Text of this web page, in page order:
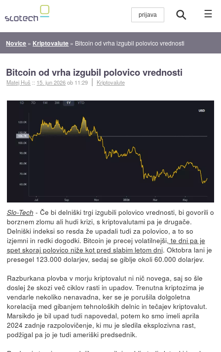
☰
Novice » Kriptovalute » Bitcoin od vrha izgubil polovico vrednosti
Bitcoin od vrha izgubil polovico vrednosti
Matej Huš :: 15. jun 2026ob 11:29 Kriptovalute
Slo-Tech - Če bi delniški trgi izgubili polovico vrednosti, bi govorili o
borznem zlomu ali hudi krizi, s kriptovalutami pa je drugače.
Delniški indeksi so resda že upadali tudi za polovico, a to so
izjemni in redki dogodki. Bitcoin je precej volatilnejši, te dni pa je
spet skoraj polovico niže kot pred slabim letom dni. Oktobra lani je
presegel 123.000 dolarjev, sedaj se giblje okoli 60.000 dolarjev.
Razburkana plovba v morju kriptovalut ni nič novega, saj so šle
doslej že skozi več ciklov rasti in upadov. Trenutna kriptozima je
vendarle nekoliko nenavadna, ker se je porušila dolgoletna
korelacija med gibanjem tehnoloških delnic in tečajev kriptovalut.
Marsikdo je bil upad tudi napovedal, potem ko smo imeli aprila
2024 zadnje razpolovičenje, ki mu je sledila eksplozivna rast,
podžigal pa jo je tudi ameriški predsednik.